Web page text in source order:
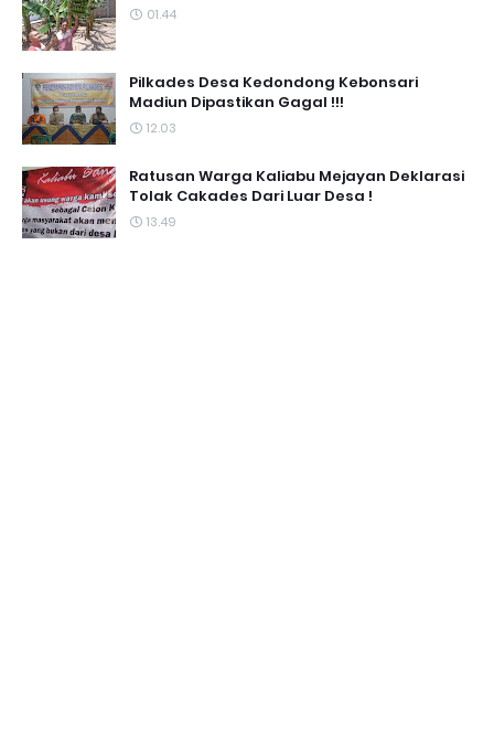
01.44
Pilkades Desa Kedondong Kebonsari
Madiun Dipastikan Gagal !!!
12.03
Ratusan Warga Kaliabu Mejayan Deklarasi
Tolak Cakades Dari Luar Desa !
13.49